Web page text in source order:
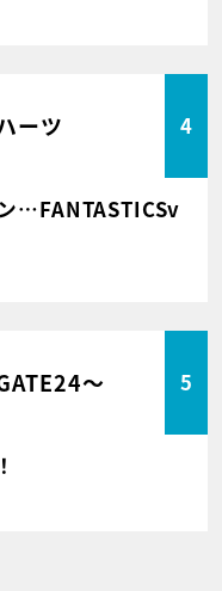
ーツ 4
…FANTASTICSv
～ 5